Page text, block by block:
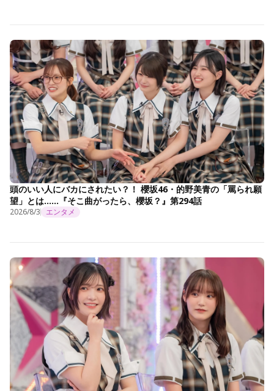
頭のいい人にバカにされたい？！ 櫻坂46・的野美青の「罵られ願
望」とは……『そこ曲がったら、櫻坂？』第294話
2026/8/3 エンタメ